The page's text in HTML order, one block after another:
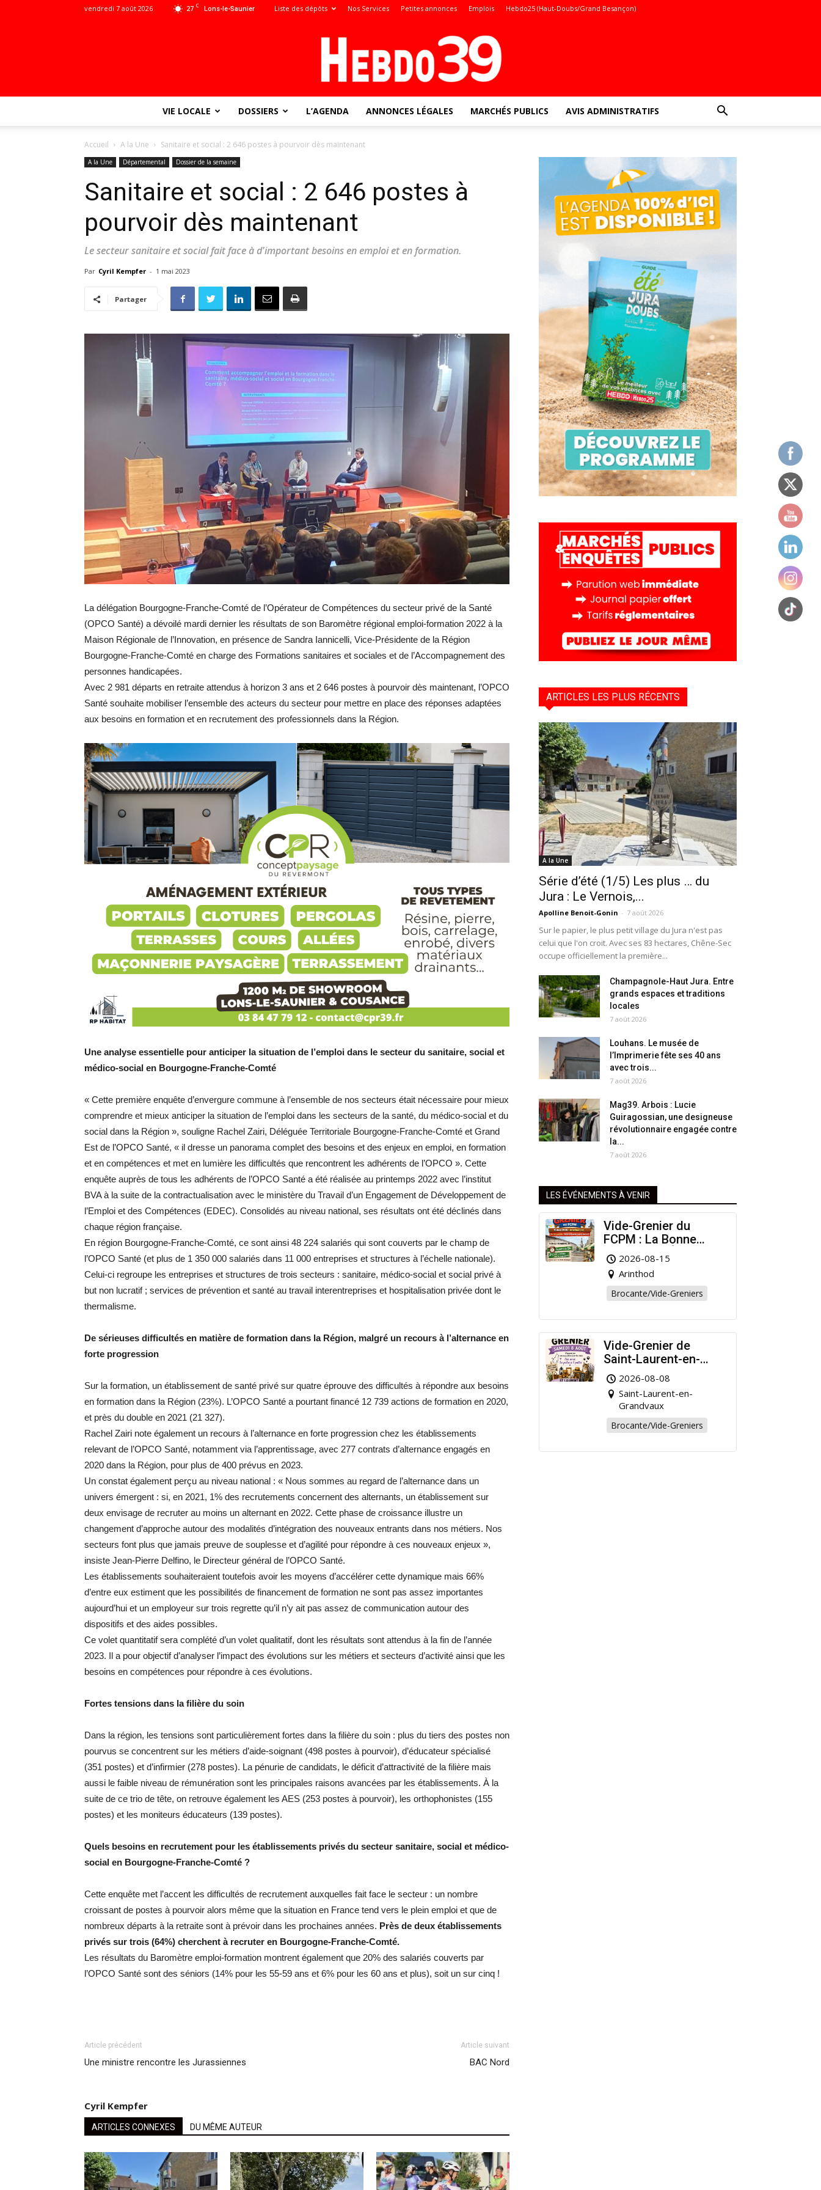
27 C Lons-le-Saunier
vendredi 7 août 2026 Liste des dépôts Nos Services Petites annonces Emplois Hebdo25 (Haut-Doubs/Grand Besançon)
–
Hebdo39
VIE LOCALE DOSSIERS L’AGENDA ANNONCES LÉGALES MARCHÉS PUBLICS AVIS ADMINISTRATIFS
Accueil A la Une Sanitaire et social : 2 646 postes à pourvoir dès maintenant
A la Une Départemental Dossier de la semaine
Sanitaire et social : 2 646 postes à
pourvoir dès maintenant
Le secteur sanitaire et social fait face à d'important besoins en emploi et en formation.
Par Cyril Kempfer - 1 mai 2023
Partager
La délégation Bourgogne-Franche-Comté de l’Opérateur de Compétences du secteur privé de la Santé
(OPCO Santé) a dévoilé mardi dernier les résultats de son Baromètre régional emploi-formation 2022 à la
Maison Régionale de l’Innovation, en présence de Sandra Iannicelli, Vice-Présidente de la Région
Bourgogne-Franche-Comté en charge des Formations sanitaires et sociales et de l’Accompagnement des
personnes handicapées.
Avec 2 981 départs en retraite attendus à horizon 3 ans et 2 646 postes à pourvoir dès maintenant, l’OPCO
Santé souhaite mobiliser l’ensemble des acteurs du secteur pour mettre en place des réponses adaptées
aux besoins en formation et en recrutement des professionnels dans la Région.
Une analyse essentielle pour anticiper la situation de l’emploi dans le secteur du sanitaire, social et
médico-social en Bourgogne-Franche-Comté
« Cette première enquête d’envergure commune à l’ensemble de nos secteurs était nécessaire pour mieux
comprendre et mieux anticiper la situation de l’emploi dans les secteurs de la santé, du médico-social et du
social dans la Région », souligne Rachel Zairi, Déléguée Territoriale Bourgogne-Franche-Comté et Grand
Est de l’OPCO Santé, « il dresse un panorama complet des besoins et des enjeux en emploi, en formation
et en compétences et met en lumière les difficultés que rencontrent les adhérents de l’OPCO ». Cette
enquête auprès de tous les adhérents de l’OPCO Santé a été réalisée au printemps 2022 avec l’institut
BVA à la suite de la contractualisation avec le ministère du Travail d’un Engagement de Développement de
l’Emploi et des Compétences (EDEC). Consolidés au niveau national, ses résultats ont été déclinés dans
chaque région française.
En région Bourgogne-Franche-Comté, ce sont ainsi 48 224 salariés qui sont couverts par le champ de
l’OPCO Santé (et plus de 1 350 000 salariés dans 11 000 entreprises et structures à l’échelle nationale).
Celui-ci regroupe les entreprises et structures de trois secteurs : sanitaire, médico-social et social privé à
but non lucratif ; services de prévention et santé au travail interentreprises et hospitalisation privée dont le
thermalisme.
De sérieuses difficultés en matière de formation dans la Région, malgré un recours à l’alternance en
forte progression
Sur la formation, un établissement de santé privé sur quatre éprouve des difficultés à répondre aux besoins
en formation dans la Région (23%). L’OPCO Santé a pourtant financé 12 739 actions de formation en 2020,
et près du double en 2021 (21 327).
Rachel Zairi note également un recours à l’alternance en forte progression chez les établissements
relevant de l’OPCO Santé, notamment via l’apprentissage, avec 277 contrats d’alternance engagés en
2020 dans la Région, pour plus de 400 prévus en 2023.
Un constat également perçu au niveau national : « Nous sommes au regard de l’alternance dans un
univers émergent : si, en 2021, 1% des recrutements concernent des alternants, un établissement sur
deux envisage de recruter au moins un alternant en 2022. Cette phase de croissance illustre un
changement d’approche autour des modalités d’intégration des nouveaux entrants dans nos métiers. Nos
secteurs font plus que jamais preuve de souplesse et d’agilité pour répondre à ces nouveaux enjeux »,
insiste Jean-Pierre Delfino, le Directeur général de l’OPCO Santé.
Les établissements souhaiteraient toutefois avoir les moyens d’accélérer cette dynamique mais 66%
d’entre eux estiment que les possibilités de financement de formation ne sont pas assez importantes
aujourd’hui et un employeur sur trois regrette qu’il n’y ait pas assez de communication autour des
dispositifs et des aides possibles.
Ce volet quantitatif sera complété d’un volet qualitatif, dont les résultats sont attendus à la fin de l’année
2023. Il a pour objectif d’analyser l’impact des évolutions sur les métiers et secteurs d’activité ainsi que les
besoins en compétences pour répondre à ces évolutions.
Fortes tensions dans la filière du soin
Dans la région, les tensions sont particulièrement fortes dans la filière du soin : plus du tiers des postes non
pourvus se concentrent sur les métiers d’aide-soignant (498 postes à pourvoir), d’éducateur spécialisé
(351 postes) et d’infirmier (278 postes). La pénurie de candidats, le déficit d’attractivité de la filière mais
aussi le faible niveau de rémunération sont les principales raisons avancées par les établissements. À la
suite de ce trio de tête, on retrouve également les AES (253 postes à pourvoir), les orthophonistes (155
postes) et les moniteurs éducateurs (139 postes).
Quels besoins en recrutement pour les établissements privés du secteur sanitaire, social et médico-
social en Bourgogne-Franche-Comté ?
Cette enquête met l’accent les difficultés de recrutement auxquelles fait face le secteur : un nombre
croissant de postes à pourvoir alors même que la situation en France tend vers le plein emploi et que de
nombreux départs à la retraite sont à prévoir dans les prochaines années. Près de deux établissements
privés sur trois (64%) cherchent à recruter en Bourgogne-Franche-Comté.
Les résultats du Baromètre emploi-formation montrent également que 20% des salariés couverts par
l’OPCO Santé sont des séniors (14% pour les 55-59 ans et 6% pour les 60 ans et plus), soit un sur cinq !
Article précédent
Une ministre rencontre les Jurassiennes
Article suivant
BAC Nord
Cyril Kempfer
ARTICLES CONNEXES DU MÊME AUTEUR
ARTICLES LES PLUS RÉCENTS
A la Une
Série d’été (1/5) Les plus … du
Jura : Le Vernois,...
Apolline Benoit-Gonin - 7 août 2026
Sur le papier, le plus petit village du Jura n'est pas
celui que l'on croit. Avec ses 83 hectares, Chêne-Sec
occupe officiellement la première...
Champagnole-Haut Jura. Entre
grands espaces et traditions
locales
7 août 2026
Louhans. Le musée de
l’Imprimerie fête ses 40 ans
avec trois...
7 août 2026
Mag39. Arbois : Lucie
Guiragossian, une designeuse
révolutionnaire engagée contre
la...
7 août 2026
LES ÉVÉNEMENTS À VENIR
Vide-Grenier du
FCPM : La Bonne
Affaire de l’Été à
Arinthod !
2026-08-15
Arinthod
Brocante/Vide-Greniers
Vide-Grenier de
Saint-Laurent-en-
Grandvaux : Venez
chiner pour la bonne
cause !
2026-08-08
Saint-Laurent-en-
Grandvaux
Brocante/Vide-Greniers